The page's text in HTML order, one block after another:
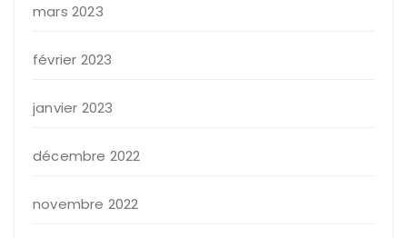
mars 2023
février 2023
janvier 2023
décembre 2022
novembre 2022